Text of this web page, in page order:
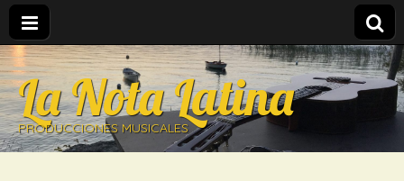
La Nota Latina
PRODUCCIONES MUSICALES